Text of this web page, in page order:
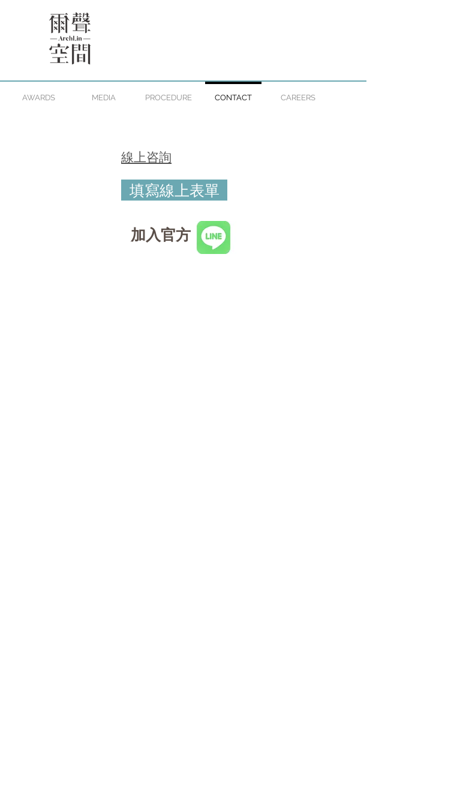
AWARDS MEDIA PROCEDURE CONTACT CAREERS
​線上咨詢
填寫線上表單
加入官方